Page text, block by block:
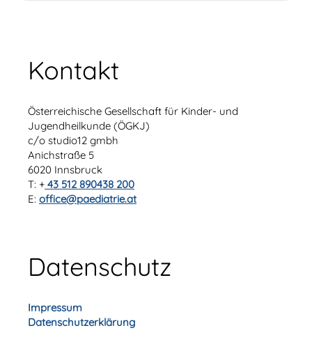
Kontakt
Österreichische Gesellschaft für Kinder- und
Jugendheilkunde (ÖGKJ)
c/o studio12 gmbh
Anichstraße 5
6020 Innsbruck
T: + 43 512 890438 200
E: office@paediatrie.at
Datenschutz
Impressum
Datenschutzerklärung